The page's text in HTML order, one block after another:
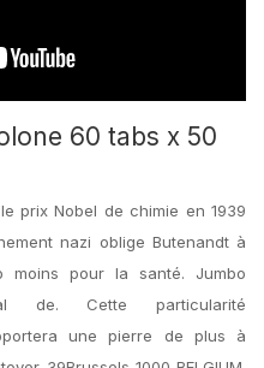
60 tabs x 50
prix Nobel de chimie en 1939
nazi oblige Butenandt à
moins pour la santé. Jumbo
de. Cette particularité
une pierre de plus à